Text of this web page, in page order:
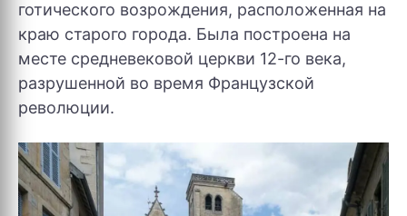
готического возрождения, расположенная на
краю старого города. Была построена на
месте средневековой церкви 12-го века,
разрушенной во время Французской
революции.